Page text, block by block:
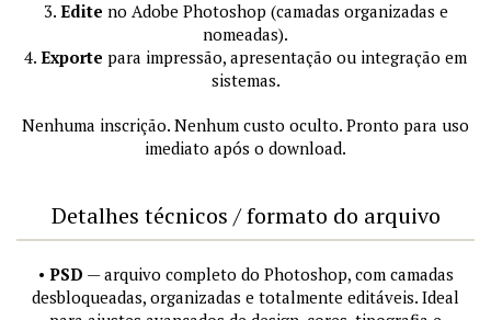
3. Edite no Adobe Photoshop (camadas organizadas e
nomeadas).
4. Exporte para impressão, apresentação ou integração em
sistemas.
Nenhuma inscrição. Nenhum custo oculto. Pronto para uso
imediato após o download.
Detalhes técnicos / formato do arquivo
• PSD — arquivo completo do Photoshop, com camadas
desbloqueadas, organizadas e totalmente editáveis. Ideal